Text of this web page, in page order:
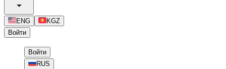
ENG
KGZ
Войти
Войти
RUS